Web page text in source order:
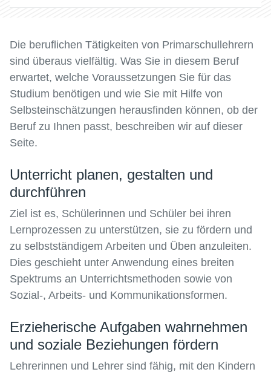
Die beruflichen Tätigkeiten von Primarschullehrern
sind überaus vielfältig. Was Sie in diesem Beruf
erwartet, welche Voraussetzungen Sie für das
Studium benötigen und wie Sie mit Hilfe von
Selbsteinschätzungen herausfinden können, ob der
Beruf zu Ihnen passt, beschreiben wir auf dieser
Seite.
Unterricht planen, gestalten und
durchführen
Ziel ist es, Schülerinnen und Schüler bei ihren
Lernprozessen zu unterstützen, sie zu fördern und
zu selbstständigem Arbeiten und Üben anzuleiten.
Dies geschieht unter Anwendung eines breiten
Spektrums an Unterrichtsmethoden sowie von
Sozial-, Arbeits- und Kommunikationsformen.
Erzieherische Aufgaben wahrnehmen
und soziale Beziehungen fördern
Lehrerinnen und Lehrer sind fähig, mit den Kindern